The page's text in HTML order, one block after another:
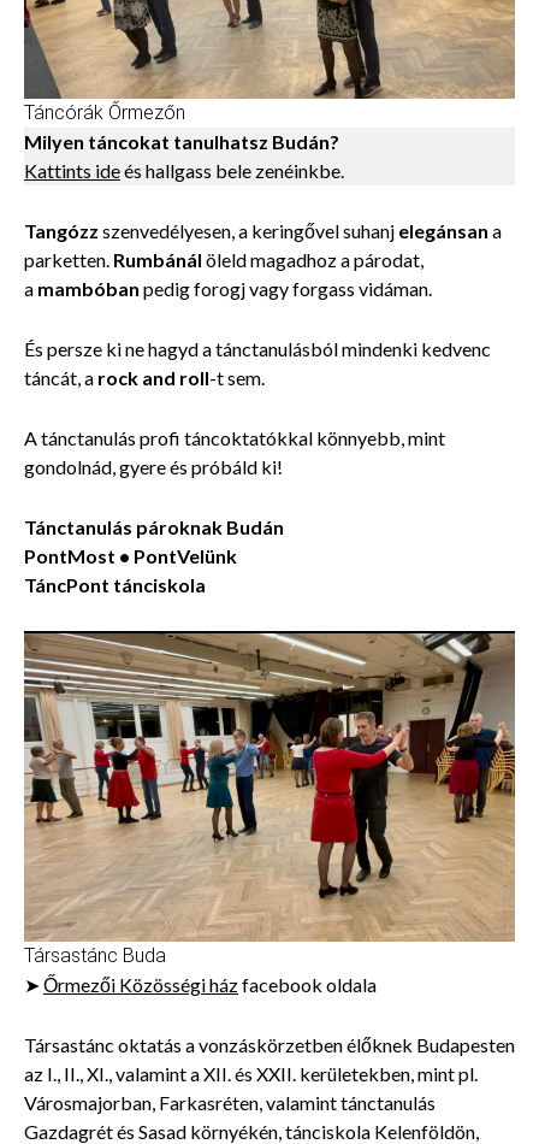
Táncórák Őrmezőn
Milyen táncokat tanulhatsz Budán?
Kattints ideés hallgass bele zenéinkbe.
Tangózz szenvedélyesen, a keringővel suhanj elegánsan a
parketten. Rumbánál öleld magadhoz a párodat,
a mambóban pedig forogj vagy forgass vidáman.
És persze ki ne hagyd a tánctanulásból mindenki kedvenc
táncát, a rock and roll-t sem.
A tánctanulás profi táncoktatókkal könnyebb, mint
gondolnád, gyere és próbáld ki!
Tánctanulás pároknak Budán
PontMost • PontVelünk
TáncPont tánciskola
Társastánc Buda
➤Őrmezői Közösségi házfacebook oldala
Társastánc oktatás a vonzáskörzetben élőknek Budapesten
az I., II., XI., valamint a XII. és XXII. kerületekben, mint pl.
Városmajorban, Farkasréten, valamint tánctanulás
Gazdagrét és Sasad környékén, tánciskola Kelenföldön,